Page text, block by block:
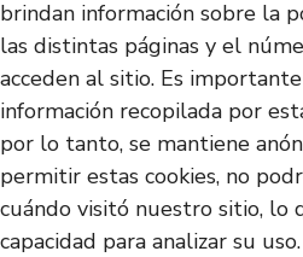
brindan información sobre la
las distintas páginas y el
acceden al sitio. Es
información recopilada por
por lo tanto, se mantiene
permitir estas cookies, no
cuándo visitó nuestro sitio, lo
capacidad para analizar su uso.